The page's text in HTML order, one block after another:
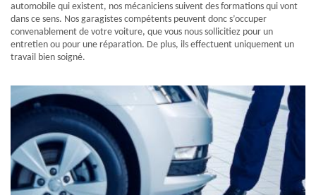
automobile qui existent, nos mécaniciens suivent des formations qui vont
dans ce sens. Nos garagistes compétents peuvent donc s’occuper
convenablement de votre voiture, que vous nous sollicitiez pour un
entretien ou pour une réparation. De plus, ils effectuent uniquement un
travail bien soigné.